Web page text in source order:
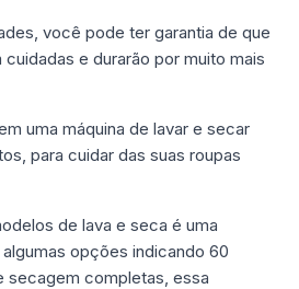
você pode ter garantia de que
e durarão por muito mais
uma máquina de lavar e secar
para cuidar das suas roupas
de lava e seca é uma
opções indicando 60
secagem completas, essa